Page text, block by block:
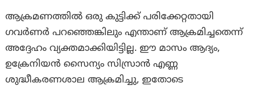
ആക്രമണത്തിൽ ഒരു കുട്ടിക്ക് പരിക്കേറ്റതായി
ഗവർണർ പറഞ്ഞെങ്കിലും എന്താണ് ആക്രമിച്ചതെന്ന്
അദ്ദേഹം വ്യക്തമാക്കിയിട്ടില്ല. ഈ മാസം ആദ്യം,
ഉക്രേനിയൻ സൈന്യം സിസ്രാൻ എണ്ണ
ശുദ്ധീകരണശാല ആക്രമിച്ചു, ഇതോടെ